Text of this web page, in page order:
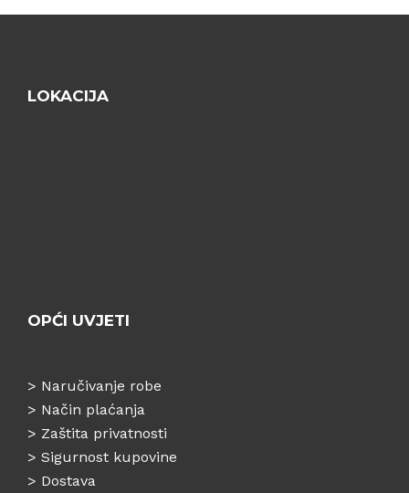
LOKACIJA
OPĆI UVJETI
> Naručivanje robe
> Način plaćanja
> Zaštita privatnosti
> Sigurnost kupovine
> Dostava